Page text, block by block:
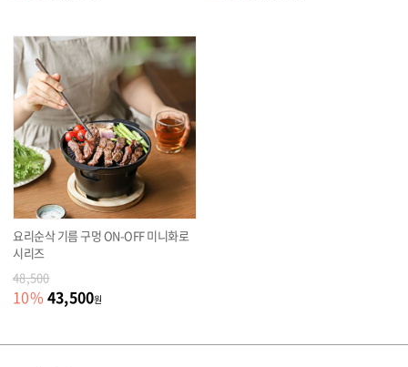
요리순삭 기름 구멍 ON-OFF 미니화로
시리즈
48,500
10% 43,500원